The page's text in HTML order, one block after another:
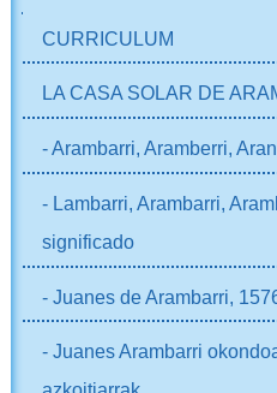
CURRICULUM
LA CASA SOLAR DE
- Arambarri, Aramberri,
- Lambarri, Arambarri,
significado
- Juanes de Arambarri,
- Juanes Arambarri